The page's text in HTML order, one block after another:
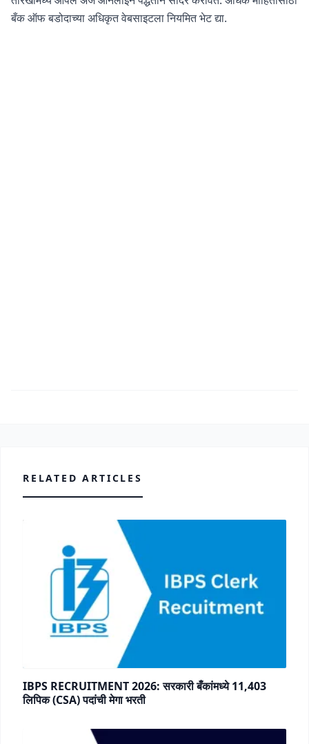
बँक ऑफ बडोदाच्या अधिकृत वेबसाइटला नियमित भेट द्या.
RELATED ARTICLES
IBPS RECRUITMENT 2026: सरकारी बँकांमध्ये 11,403
लिपिक (CSA) पदांची मेगा भरती